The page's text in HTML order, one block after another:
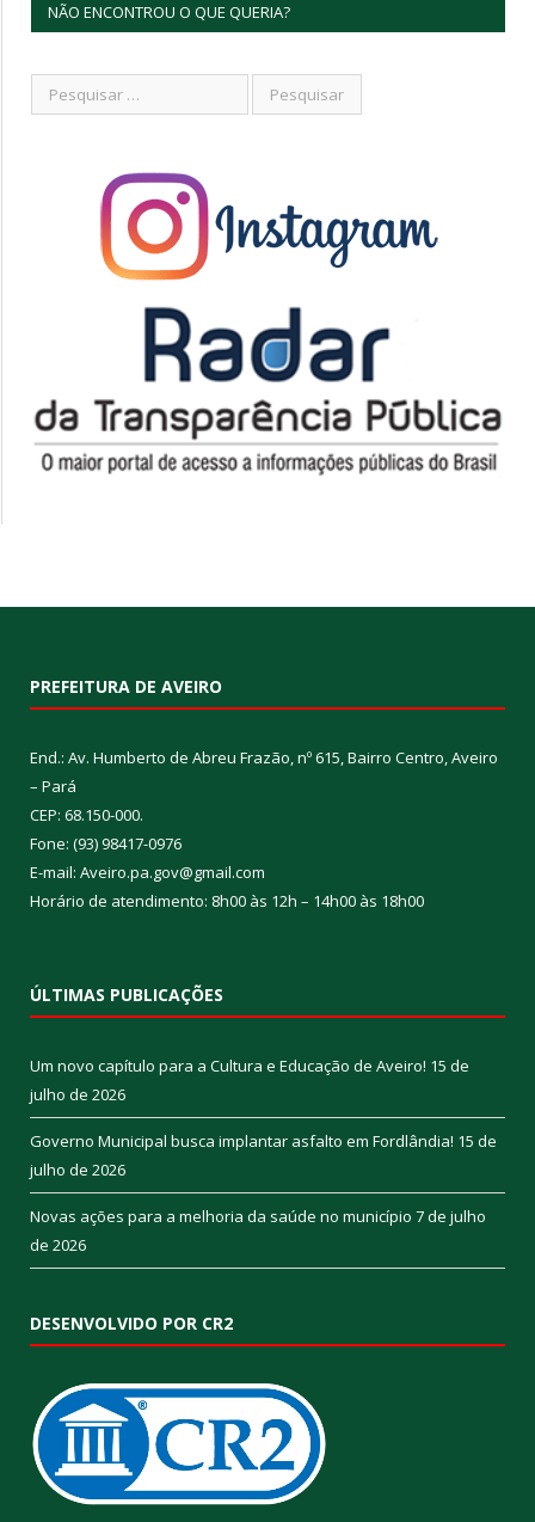
NÃO ENCONTROU O QUE QUERIA?
PREFEITURA DE AVEIRO
End.: Av. Humberto de Abreu Frazão, nº 615, Bairro Centro, Aveiro
– Pará
CEP: 68.150-000.
Fone: (93) 98417-0976
E-mail: Aveiro.pa.gov@gmail.com
Horário de atendimento: 8h00 às 12h – 14h00 às 18h00
ÚLTIMAS PUBLICAÇÕES
Um novo capítulo para a Cultura e Educação de Aveiro! 15 de
julho de 2026
Governo Municipal busca implantar asfalto em Fordlândia! 15 de
julho de 2026
Novas ações para a melhoria da saúde no município 7 de julho
de 2026
DESENVOLVIDO POR CR2